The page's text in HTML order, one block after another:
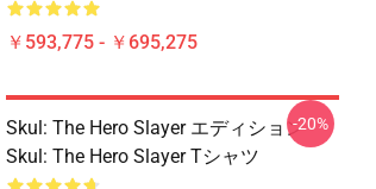
￥593,775 - ￥695,275
Skul: The Hero Slayer エディション
Skul: The Hero Slayer Tシャツ
-20%